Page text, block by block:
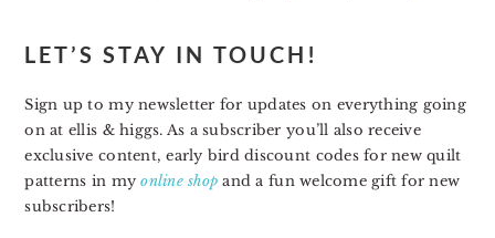
LET’S STAY IN TOUCH!
Sign up to my newsletter for updates on everything going
on at ellis & higgs. As a subscriber you’ll also receive
exclusive content, early bird discount codes for new quilt
patterns in myonline shop and a fun welcome gift for new
subscribers!